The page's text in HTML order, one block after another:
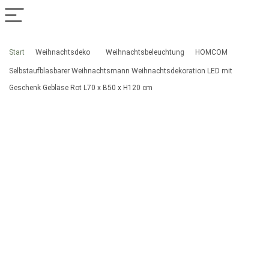
Start Weihnachtsdeko Weihnachtsbeleuchtung HOMCOM
Selbstaufblasbarer Weihnachtsmann Weihnachtsdekoration LED mit
Geschenk Gebläse Rot L70 x B50 x H120 cm